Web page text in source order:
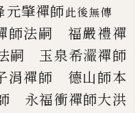
肇禪師此後無傳
師法嗣 福嚴禮禪
嗣 玉泉希𤅙禪師
涓禪師 德山師本
永福衝禪師大洪